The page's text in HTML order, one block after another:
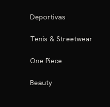
Deportivas
Tenis & Streetwear
One Piece
Beauty